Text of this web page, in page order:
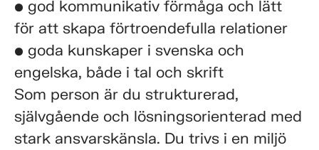
• god kommunikativ förmåga och lätt
för att skapa förtroendefulla relationer
• goda kunskaper i svenska och
engelska, både i tal och skrift
Som person är du strukturerad,
självgående och lösningsorienterad med
stark ansvarskänsla. Du trivs i en miljö